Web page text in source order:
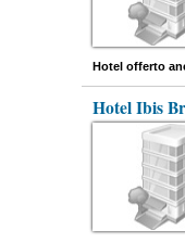
Hotel offerto
Hotel Ibis